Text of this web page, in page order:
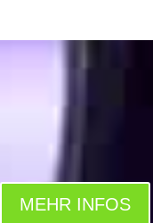
MEHR INFOS